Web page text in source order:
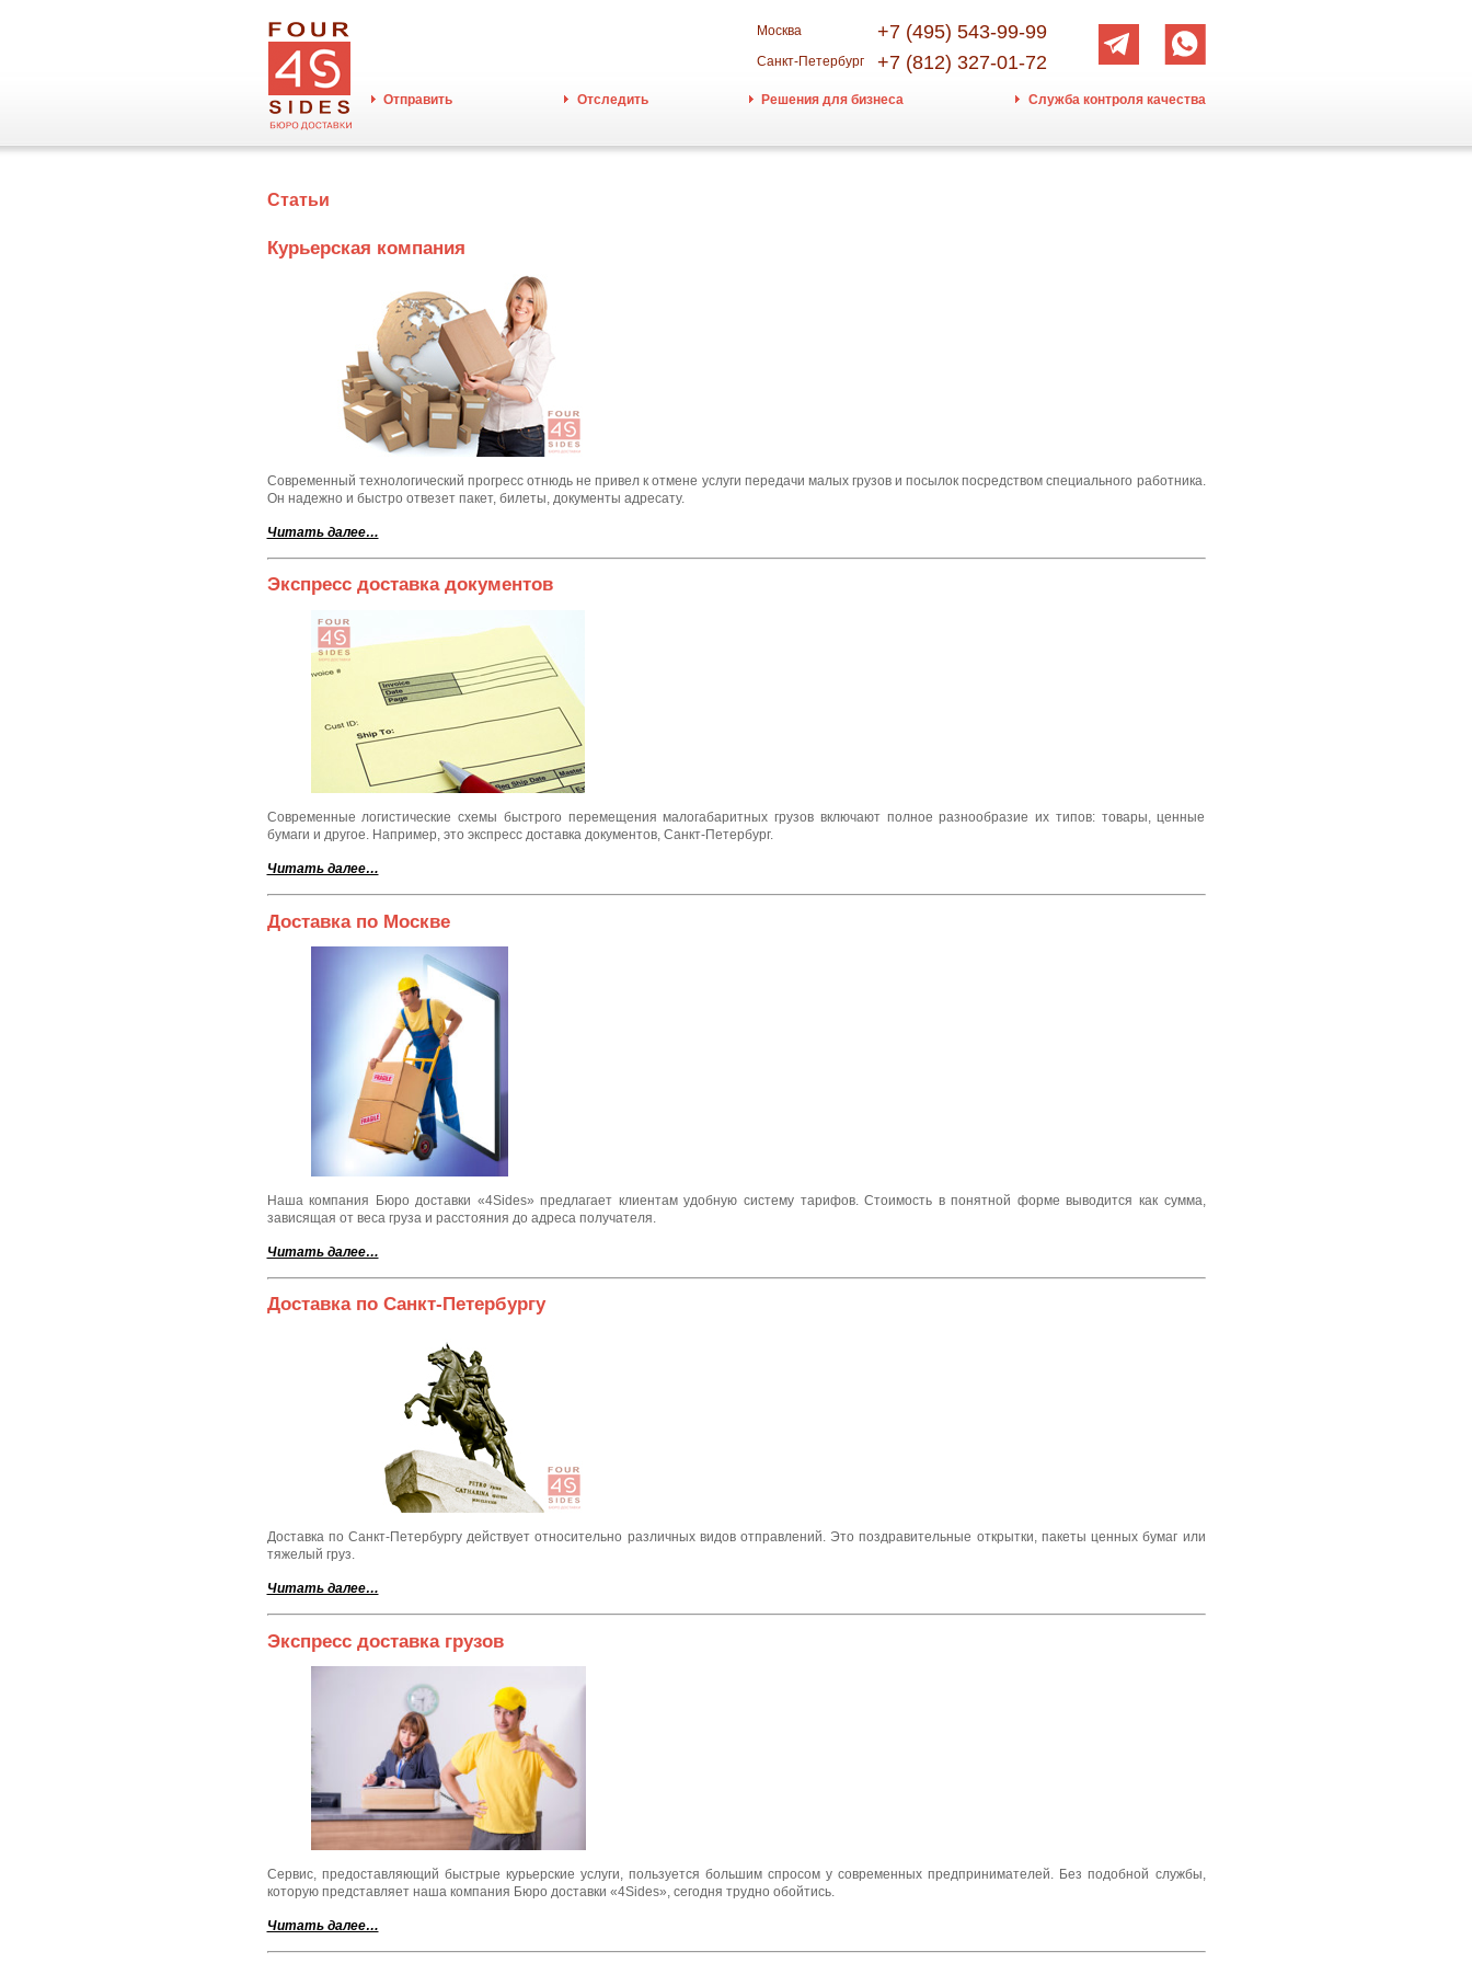
Москва +7 (495) 543-99-99
Санкт-Петербург +7 (812) 327-01-72
Отправить Отследить Решения для бизнеса Служба контроля качества
Статьи
Курьерская компания
Современный технологический прогресс отнюдь не привел к отмене услуги передачи малых грузов и посылок посредством специального работника.
Он надежно и быстро отвезет пакет, билеты, документы адресату.
Читать далее…
Экспресс доставка документов
Современные логистические схемы быстрого перемещения малогабаритных грузов включают полное разнообразие их типов: товары, ценные
бумаги и другое. Например, это экспресс доставка документов, Санкт-Петербург.
Читать далее…
Доставка по Москве
Наша компания Бюро доставки «4Sides» предлагает клиентам удобную систему тарифов. Стоимость в понятной форме выводится как сумма,
зависящая от веса груза и расстояния до адреса получателя.
Читать далее…
Доставка по Санкт-Петербургу
Доставка по Санкт-Петербургу действует относительно различных видов отправлений. Это поздравительные открытки, пакеты ценных бумаг или
тяжелый груз.
Читать далее…
Экспресс доставка грузов
Сервис, предоставляющий быстрые курьерские услуги, пользуется большим спросом у современных предпринимателей. Без подобной службы,
которую представляет наша компания Бюро доставки «4Sides», сегодня трудно обойтись.
Читать далее…